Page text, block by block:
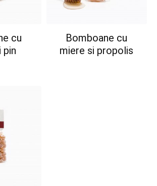
cu
pin
Bomboane cu
miere si propolis